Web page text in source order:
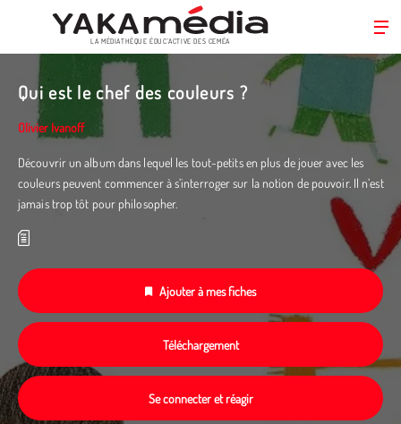
contenu
principal
LA MÉDIATHÈQUE ÉDUC’ACTIVE DES CEMÉA
Qui est le chef des couleurs ?
Olivier Ivanoff
Découvrir un album dans lequel les tout-petits en plus de jouer avec les
couleurs peuvent commencer à s’interroger sur la notion de pouvoir. Il n’est
jamais trop tôt pour philosopher.
Ajouter à mes fiches
Téléchargement
Se connecter et réagir